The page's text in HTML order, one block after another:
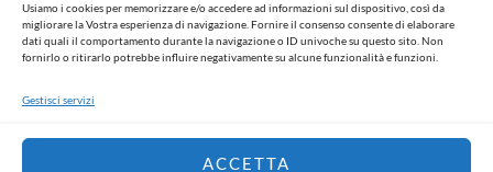
Usiamo i cookies per memorizzare e/o accedere ad informazioni sul dispositivo, così da
migliorare la Vostra esperienza di navigazione. Fornire il consenso consente di elaborare
dati quali il comportamento durante la navigazione o ID univoche su questo sito. Non
fornirlo o ritirarlo potrebbe influire negativamente su alcune funzionalità e funzioni.
Gestisci servizi
ACCETTA
4.6 (14)
NOVITA’ NORMATIVE E GIURISPRUDENZIALI